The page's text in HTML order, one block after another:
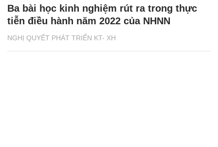
NGHỊ QUYẾT PHÁT TRIỂN KT- XH
Ba bài học kinh nghiệm rút ra trong thực
tiễn điều hành năm 2022 của NHNN